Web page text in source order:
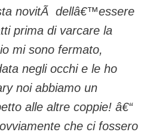
novitÃ dellâ€™essere
prima di varcare la
mi sono fermato,
negli occhi e le ho
noi abbiamo un
alle altre coppie! â€“
che ci fossero